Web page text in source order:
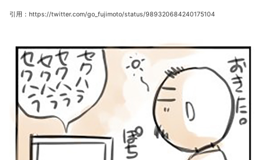
引用：https://twitter.com/go_fujimoto/status/989320684240175104